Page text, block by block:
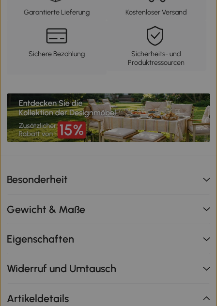
Garantierte Lieferung Kostenloser Versand
Sichere Bezahlung
Sicherheits- und
Produktressourcen
Besonderheit
Gewicht & Maße
Eigenschaften
Widerruf und Umtausch
Artikeldetails